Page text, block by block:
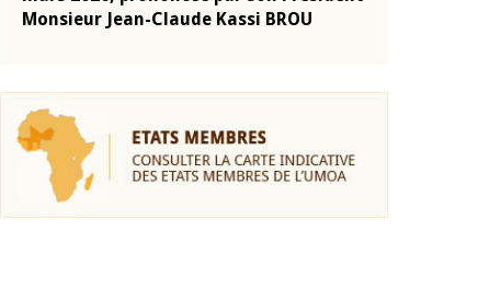
Monsieur Jean-Claude Kassi BROU